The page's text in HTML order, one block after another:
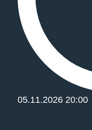
05.11.2026 20:00